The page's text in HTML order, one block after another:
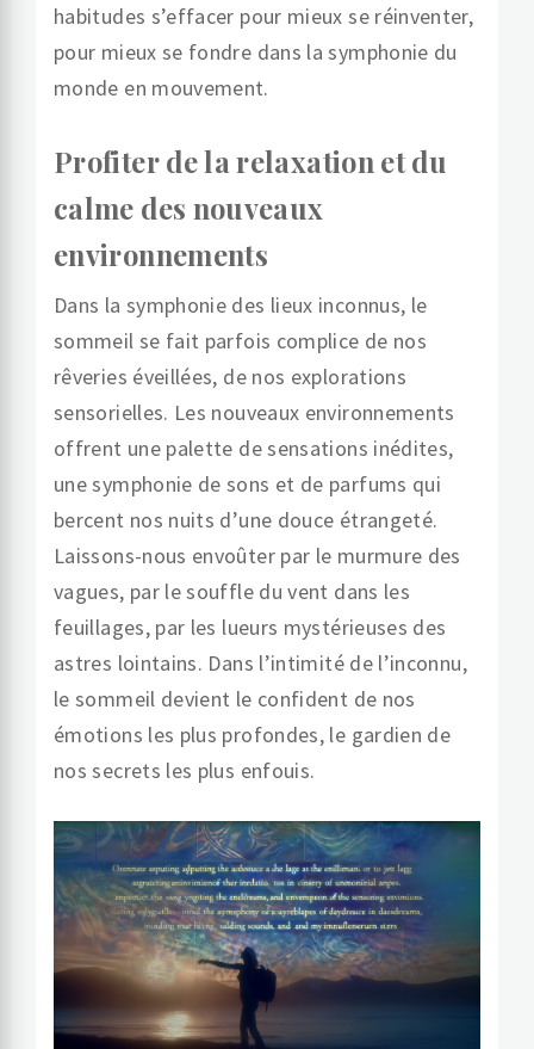
habitudes s’effacer pour mieux se réinventer,
pour mieux se fondre dans la symphonie du
monde en mouvement.
Profiter de la relaxation et du
calme des nouveaux
environnements
Dans la symphonie des lieux inconnus, le
sommeil se fait parfois complice de nos
rêveries éveillées, de nos explorations
sensorielles. Les nouveaux environnements
offrent une palette de sensations inédites,
une symphonie de sons et de parfums qui
bercent nos nuits d’une douce étrangeté.
Laissons-nous envoûter par le murmure des
vagues, par le souffle du vent dans les
feuillages, par les lueurs mystérieuses des
astres lointains. Dans l’intimité de l’inconnu,
le sommeil devient le confident de nos
émotions les plus profondes, le gardien de
nos secrets les plus enfouis.